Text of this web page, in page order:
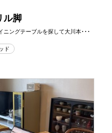
ル脚
ングテーブルを探して大川本･･･
ド